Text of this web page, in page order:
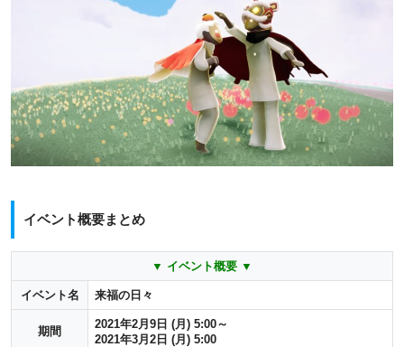
イベント概要まとめ
▼ イベント概要 ▼
イベント名 来福の日々
期間
2021年2月9日 (月) 5:00～
2021年3月2日 (月) 5:00